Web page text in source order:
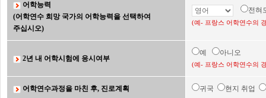
어학능력
(어학연수 희망 국가의 어학능력을 선택하여
주십시오)
전
(예- 프랑스 어학연수의
2년 내 어학시험에 응시여부
예 아니오
(예- 프랑스 어학연수의
어학연수과정을 마친 후, 진로계획 귀국 현지 취업